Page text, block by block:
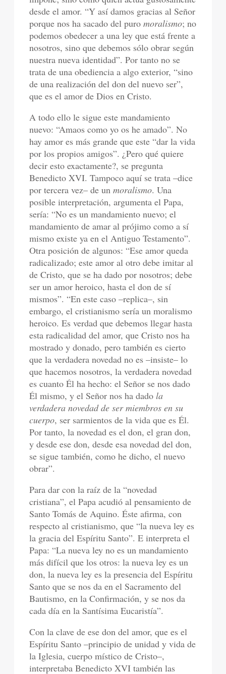
desde el amor. “Y así damos gracias al Señor
porque nos ha sacado del puromoralismo; no
podemos obedecer a una ley que está frente a
nosotros, sino que debemos sólo obrar según
nuestra nueva identidad”. Por tanto no se
trata de una obediencia a algo exterior, “sino
de una realización del don del nuevo ser”,
que es el amor de Dios en Cristo.
A todo ello le sigue este mandamiento
nuevo: “Amaos como yo os he amado”. No
hay amor es más grande que este “dar la vida
por los propios amigos”. ¿Pero qué quiere
decir esto exactamente?, se pregunta
Benedicto XVI. Tampoco aquí se trata –dice
por tercera vez– de unmoralismo. Una
posible interpretación, argumenta el Papa,
sería: “No es un mandamiento nuevo; el
mandamiento de amar al prójimo como a sí
mismo existe ya en el Antiguo Testamento”.
Otra posición de algunos: “Ese amor queda
radicalizado; este amor al otro debe imitar al
de Cristo, que se ha dado por nosotros; debe
ser un amor heroico, hasta el don de sí
mismos”. “En este caso –replica–, sin
embargo, el cristianismo sería un moralismo
heroico. Es verdad que debemos llegar hasta
esta radicalidad del amor, que Cristo nos ha
mostrado y donado, pero también es cierto
que la verdadera novedad no es –insiste– lo
que hacemos nosotros, la verdadera novedad
es cuanto Él ha hecho: el Señor se nos dado
Él mismo, y el Señor nos ha dado la
verdadera novedad de ser miembros en su
cuerpo, ser sarmientos de la vida que es Él.
Por tanto, la novedad es el don, el gran don,
y desde ese don, desde esa novedad del don,
se sigue también, como he dicho, el nuevo
obrar”.
Para dar con la raíz de la “novedad
cristiana”, el Papa acudió al pensamiento de
Santo Tomás de Aquino. Éste afirma, con
respecto al cristianismo, que “la nueva ley es
la gracia del Espíritu Santo”. E interpreta el
Papa: “La nueva ley no es un mandamiento
más difícil que los otros: la nueva ley es un
don, la nueva ley es la presencia del Espíritu
Santo que se nos da en el Sacramento del
Bautismo, en la Confirmación, y se nos da
cada día en la Santísima Eucaristía”.
Con la clave de ese don del amor, que es el
Espíritu Santo –principio de unidad y vida de
la Iglesia, cuerpo místico de Cristo–,
interpretaba Benedicto XVI también las